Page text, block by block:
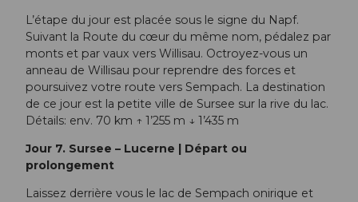
L’étape du jour est placée sous le signe du Napf.
Suivant la Route du cœur du même nom, pédalez par
monts et par vaux vers Willisau. Octroyez-vous un
anneau de Willisau pour reprendre des forces et
poursuivez votre route vers Sempach. La destination
de ce jour est la petite ville de Sursee sur la rive du lac.
Détails: env. 70 km ↑ 1’255 m ↓ 1’435 m
Jour 7. Sursee – Lucerne | Départ ou
prolongement
Laissez derrière vous le lac de Sempach onirique et